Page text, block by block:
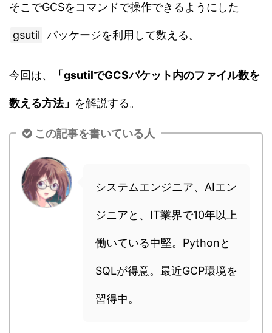
そこでGCSをコマンドで操作できるようにした
gsutil パッケージを利用して数える。
今回は、 「gsutilでGCSバケット内のファイル数を
数える方法」 を解説する。
この記事を書いている人
システムエンジニア、AIエン
ジニアと、IT業界で10年以上
働いている中堅。Pythonと
SQLが得意。最近GCP環境を
習得中。